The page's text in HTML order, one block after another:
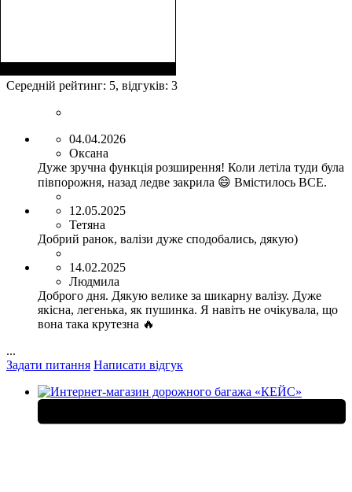
77х54х31
Середній рейтинг: 5, відгуків: 3
04.04.2026
Оксана
Дуже зручна функція розширення! Коли летіла туди була
півпорожня, назад ледве закрила 😄 Вмістилось ВСЕ.
12.05.2025
Тетяна
Добрий ранок, валізи дуже сподобались, дякую)
14.02.2025
Людмила
Доброго дня. Дякую велике за шикарну валізу. Дуже
якісна, легенька, як пушинка. Я навіть не очікувала, що
вона така крутезна 🔥
...
Задати питання Написати відгук